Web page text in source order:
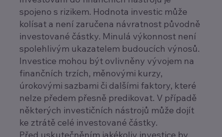
spojeno s rizikem. Hodnota investic může
kolísat a není zaručena návratnost původně
investované částky. Minulá výkonnost není
spolehlivým ukazatelem budoucích výnosů.
Investice mohou být ovlivněny vývojem na
finančních trzích, měnovými kurzy,
úrokovými sazbami či dalšími faktory, které
nelze předem přesně predikovat. V případě
některých investičních nástrojů může dojít
ke ztrátě celé investované částky.